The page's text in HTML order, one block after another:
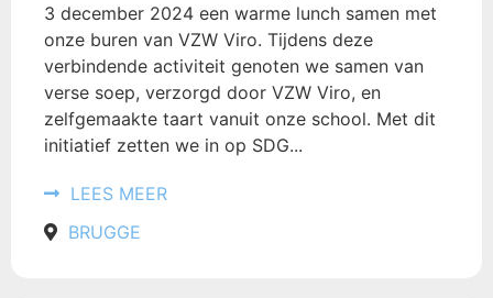
3 december 2024 een warme lunch samen met
onze buren van VZW Viro. Tijdens deze
verbindende activiteit genoten we samen van
verse soep, verzorgd door VZW Viro, en
zelfgemaakte taart vanuit onze school. Met dit
initiatief zetten we in op SDG...
LEES MEER
BRUGGE